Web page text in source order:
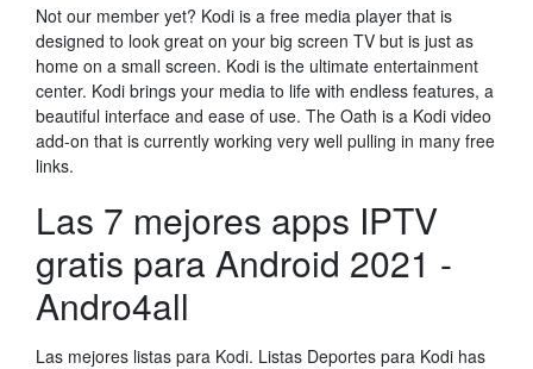
Not our member yet? Kodi is a free media player that is
designed to look great on your big screen TV but is just as
home on a small screen. Kodi is the ultimate entertainment
center. Kodi brings your media to life with endless features, a
beautiful interface and ease of use. The Oath is a Kodi video
add-on that is currently working very well pulling in many free
links.
Las 7 mejores apps IPTV
gratis para Android 2021 -
Andro4all
Las mejores listas para Kodi. Listas Deportes para Kodi has